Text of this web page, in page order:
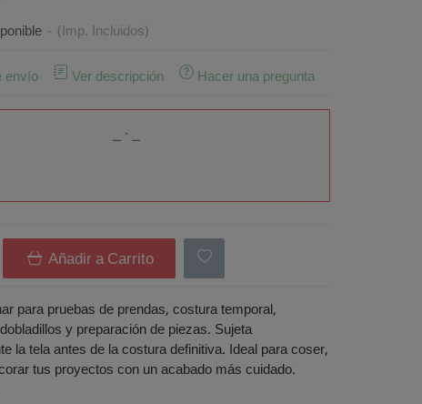
- (Imp. Incluidos)
envío
Ver descripción Hacer una pregunta
Añadir a Carrito
para pruebas de prendas, costura temporal,
y preparación de piezas. Sujeta
la tela antes de la costura definitiva. Ideal para coser,
tus proyectos con un acabado más cuidado.